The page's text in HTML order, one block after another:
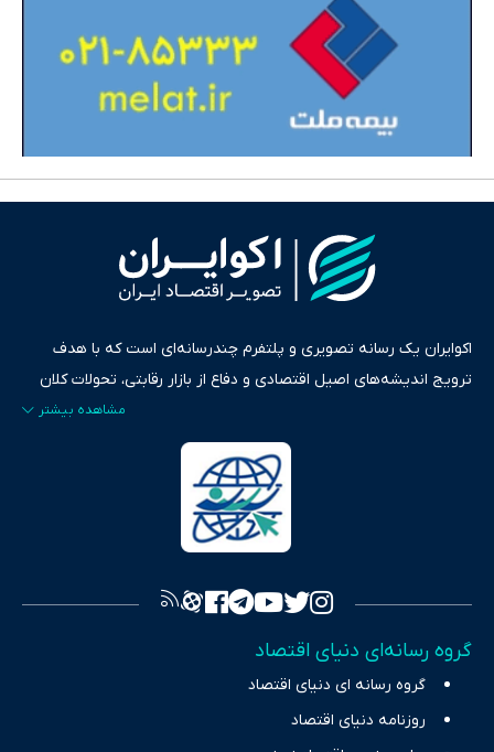
اکوایران یک رسانه تصویری و پلتفرم چندرسانه‌ای است که با هدف
ترویج اندیشه‌های اصیل اقتصادی و دفاع از بازار رقابتی، تحولات کلان
ایران و جهان را در قالب‌های ویدیو، پادکست، متن و گزارش‌های تحلیلی
پایش می‌کند. این رسانه به عنوان منبعی دقیق و قابل اعتماد، فراتر از
اطلاع‌رسانی صرف، به تبیین سیاست‌ها و کارکردهای بازارهای مالی،
سرمایه‌گذاری، تجارت و حوزه‌های نوظهور می‌پردازد. اکوایران با پایبندی
به اصول «انصاف، امانت و صداقت»، بستری برای انعکاس آراء متنوع
تصویری شفاف از واقعیت‌های اقتصادی ارائه دهد. ما در اکوایران با
چالش‌های فقر و بیکاری را جست‌وجو کرده و در کنار تحلیل آمارها،
نیازهای خبری مخاطبان در حوزه‌های اثرگذار بر اقتصاد را با رویکردی
حرفه‌ای و روزآمد پوشش می‌دهیم.
گروه رسانه‌ای دنیای اقتصاد
گروه رسانه ای دنیای اقتصاد
روزنامه دنیای اقتصاد